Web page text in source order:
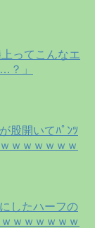
ってこんなエ
？」
股開いてﾊﾟﾝﾂ
ｗｗｗｗｗｗ
したハーフの
ｗｗｗｗｗｗ